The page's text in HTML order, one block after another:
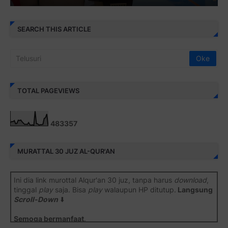
SEARCH THIS ARTICLE
TOTAL PAGEVIEWS
483357
MURATTAL 30 JUZ AL-QUR'AN
Ini dia link murottal Alqur'an 30 juz, tanpa harus download,
tinggal playsaja. Bisa playwalaupun HP ditutup. Langsung
Scroll-Down ⬇️
Semoga bermanfaat